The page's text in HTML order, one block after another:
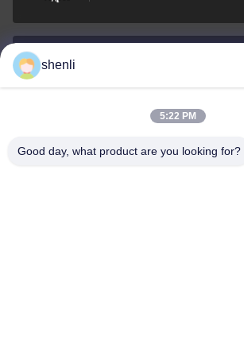
Электронная
shenli
5:22 PM
Good day, what product are you looking for?